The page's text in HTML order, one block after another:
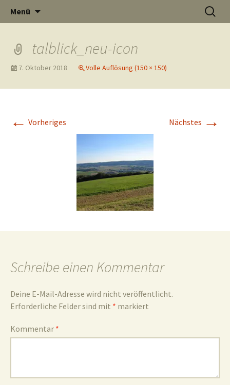
Thüste im
Internet
und
aus
und
Menü
Suchen
nach:
talblick_neu-icon
7. Oktober 2018 Volle Auflösung (150 × 150)
← Vorheriges Nächstes →
Schreibe einen Kommentar
Deine E-Mail-Adresse wird nicht veröffentlicht.
Erforderliche Felder sind mit * markiert
Kommentar *